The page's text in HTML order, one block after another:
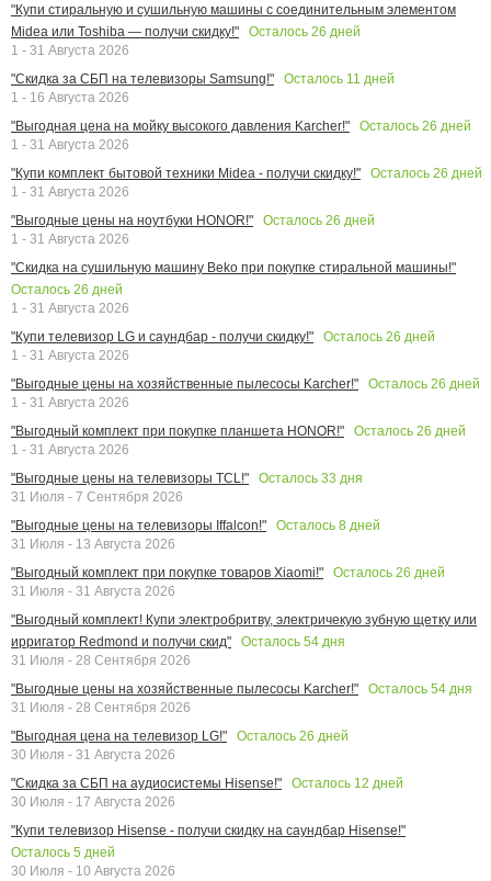
"Купи стиральную и сушильную машины с соединительным элементом
Midea или Toshiba — получи скидку!"
Осталось 26 дней
1 - 31 Августа 2026
"Скидка за СБП на телевизоры Samsung!"
Осталось 11 дней
1 - 16 Августа 2026
"Выгодная цена на мойку высокого давления Karcher!"
Осталось 26 дней
1 - 31 Августа 2026
"Купи комплект бытовой техники Midea - получи скидку!"
Осталось 26 дней
1 - 31 Августа 2026
"Выгодные цены на ноутбуки HONOR!"
Осталось 26 дней
1 - 31 Августа 2026
"Скидка на сушильную машину Beko при покупке стиральной машины!"
Осталось 26 дней
1 - 31 Августа 2026
"Купи телевизор LG и саундбар - получи скидку!"
Осталось 26 дней
1 - 31 Августа 2026
"Выгодные цены на хозяйственные пылесосы Karcher!"
Осталось 26 дней
1 - 31 Августа 2026
"Выгодный комплект при покупке планшета HONOR!"
Осталось 26 дней
1 - 31 Августа 2026
"Выгодные цены на телевизоры TCL!"
Осталось 33 дня
31 Июля - 7 Сентября 2026
"Выгодные цены на телевизоры Iffalcon!"
Осталось 8 дней
31 Июля - 13 Августа 2026
"Выгодный комплект при покупке товаров Xiaomi!"
Осталось 26 дней
31 Июля - 31 Августа 2026
"Выгодный комплект! Купи электробритву, электричекую зубную щетку или
ирригатор Redmond и получи скид"
Осталось 54 дня
31 Июля - 28 Сентября 2026
"Выгодные цены на хозяйственные пылесосы Karcher!"
Осталось 54 дня
31 Июля - 28 Сентября 2026
"Выгодная цена на телевизор LG!"
Осталось 26 дней
30 Июля - 31 Августа 2026
"Скидка за СБП на аудиосистемы Hisense!"
Осталось 12 дней
30 Июля - 17 Августа 2026
"Купи телевизор Hisense - получи скидку на саундбар Hisense!"
Осталось 5 дней
30 Июля - 10 Августа 2026